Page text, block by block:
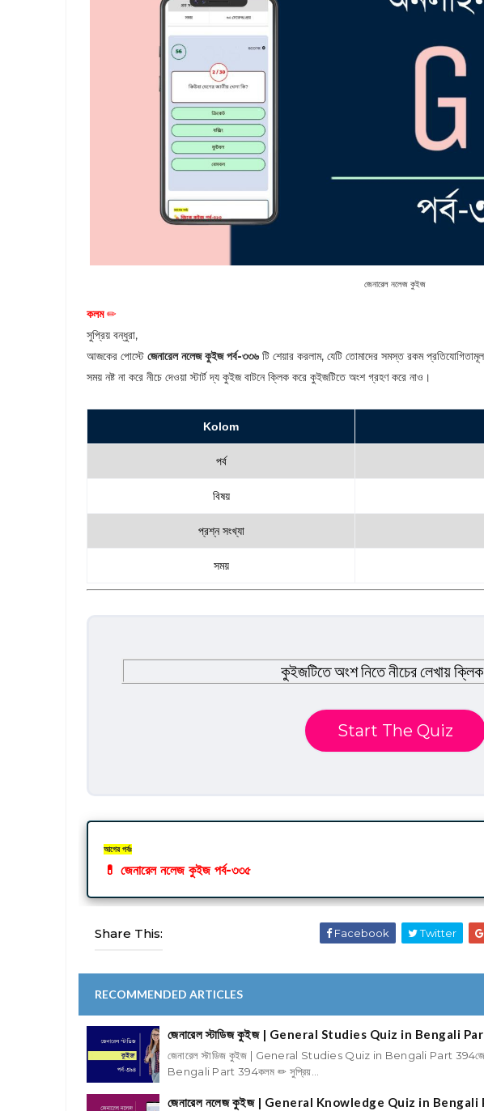
জেনারেল নলেজ কুইজ
কলম✏
সুপ্রিয় বন্ধুরা,
আজকের পোস্টে জেনারেল নলেজ কুইজ পর্ব-৩৩৬ টি শেয়ার করলাম, যেটি তোমাদের সমস্ত রকম
সময় নষ্ট না করে নীচে দেওয়া স্টার্ট দ্য কুইজ বাটনে ক্লিক করে কুইজটিতে অংশ গ্রহণ করে নাও।
Kolom
পর্ব
বিষয়
প্রশ্ন সংখ্যা
সময়
কুইজটিতে অংশ নিতে নীচের লেখায়
Start The Quiz
আগের পর্বঃ
💊 জেনারেল নলেজকুইজ পর্ব-৩৩৫
Share This: Facebook Twitter
RECOMMENDED ARTICLES
জেনারেল স্টাডিজ কুইজ | General Studies Quiz in Bengali
জেনারেল স্টাডিজ কুইজ | General Studies Quiz in Bengali Part
Bengali Part 394কলম ✏ সুপ্রিয়...
জেনারেল নলেজ কুইজ | General Knowledge Quiz in